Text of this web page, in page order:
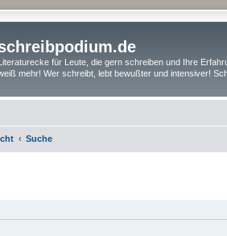
für Leute, die gern schreiben und Ihre
mehr! Wer schreibt, lebt bewußter und intensiver!
Suche